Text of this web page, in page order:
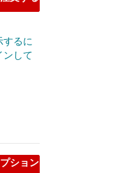
するに
ンして
ション